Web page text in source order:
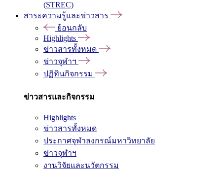
(STREC)
สาระความรู้และข่าวสาร
ย้อนกลับ
Highlights
ข่าวสารทั้งหมด
ข่าวจุฬาฯ
ปฏิทินกิจกรรม
ข่าวสารและกิจกรรม
Highlights
ข่าวสารทั้งหมด
ประกาศจุฬาลงกรณ์มหาวิทยาลัย
ข่าวจุฬาฯ
งานวิจัยและนวัตกรรม